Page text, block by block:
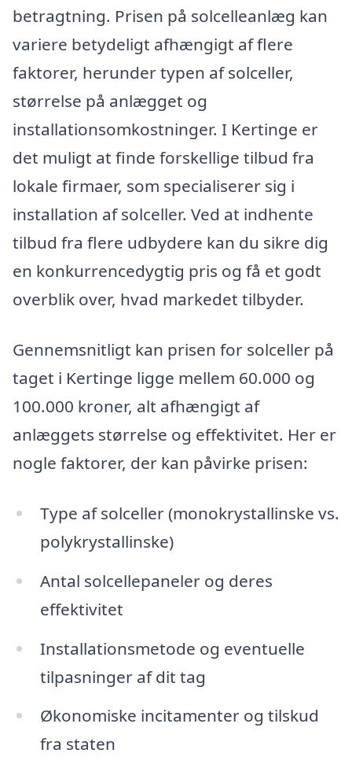
betragtning. Prisen på solcelleanlæg kan
variere betydeligt afhængigt af flere
faktorer, herunder typen af solceller,
størrelse på anlægget og
installationsomkostninger. I Kertinge er
det muligt at finde forskellige tilbud fra
lokale firmaer, som specialiserer sig i
installation af solceller. Ved at indhente
tilbud fra flere udbydere kan du sikre dig
en konkurrencedygtig pris og få et godt
overblik over, hvad markedet tilbyder.
Gennemsnitligt kan prisen for solceller på
taget i Kertinge ligge mellem 60.000 og
100.000 kroner, alt afhængigt af
anlæggets størrelse og effektivitet. Her er
nogle faktorer, der kan påvirke prisen:
Type af solceller (monokrystallinske vs.
polykrystallinske)
Antal solcellepaneler og deres
effektivitet
Installationsmetode og eventuelle
tilpasninger af dit tag
Økonomiske incitamenter og tilskud
fra staten